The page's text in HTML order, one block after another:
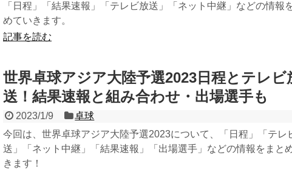
「日程」「結果速報」「テレビ放送」「ネット中継」などの情報
めていきます。
記事を読む
世界卓球アジア大陸予選2023日程とテレビ
送！結果速報と組み合わせ・出場選手も
2023/1/9
卓球
今回は、世界卓球アジア大陸予選2023について、「日程」「テレ
送」「ネット中継」「結果速報」「出場選手」などの情報をまと
きます！